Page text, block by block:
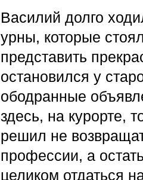
Василий долго
урны, которые
представить
остановился у
ободранные
здесь, на курорте,
решил не
профессии, а
целиком отдаться